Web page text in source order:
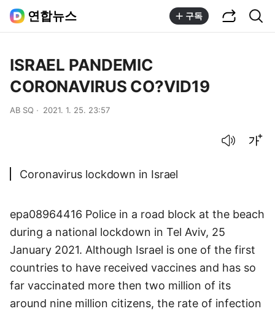
연합뉴스 구독
ISRAEL PANDEMIC
CORONAVIRUS CO?VID19
AB SQ 2021. 1. 25. 23:57
Coronavirus lockdown in Israel
epa08964416 Police in a road block at the beach
during a national lockdown in Tel Aviv, 25
January 2021. Although Israel is one of the first
countries to have received vaccines and has so
far vaccinated more then two million of its
around nine million citizens, the rate of infection